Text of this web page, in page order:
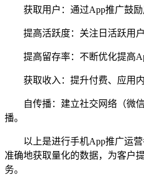
获取用户：通过App推广鼓
提高活跃度：关注日活跃用
提高留存率：不断优化提高
获取收入：提升付费、应用
自传播：建立社交网络（微
播。
以上是进行手机App推广运
准确地获取量化的数据，为客户
务。